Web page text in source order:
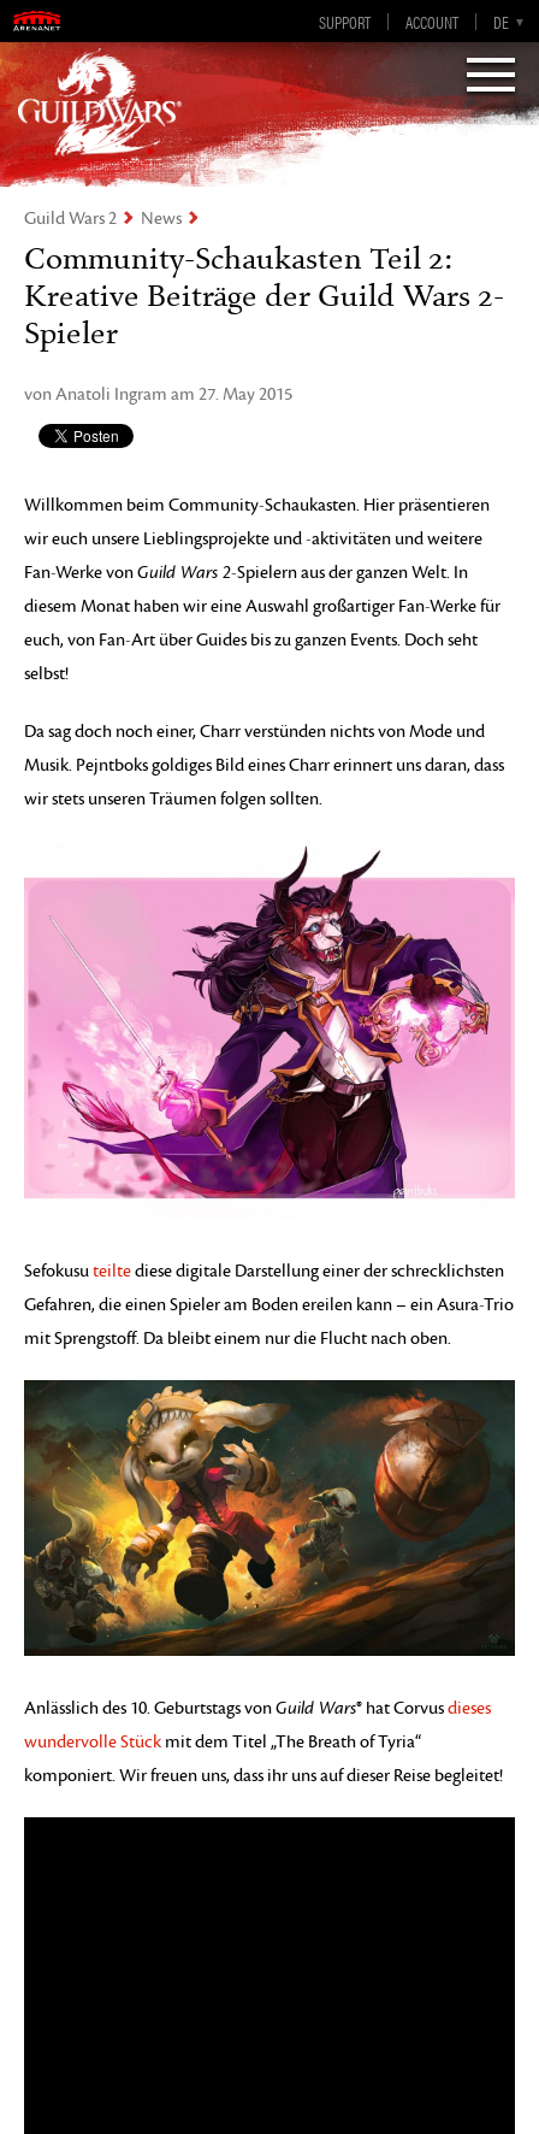
SUPPORT ACCOUNT DE
EN
ES
FR
EN-GB
„Visions of Eternity„
Guild Wars 2
Guild Wars 2 News
Community-Schaukasten Teil 2:
Kreative Beiträge der Guild Wars 2-
Spieler
von Anatoli Ingram am 27. May 2015
Willkommen beim Community-Schaukasten. Hier präsentieren
wir euch unsere Lieblingsprojekte und -aktivitäten und weitere
Fan-Werke vonGuild Wars 2-Spielern aus der ganzen Welt. In
diesem Monat haben wir eine Auswahl großartiger Fan-Werke für
euch, von Fan-Art über Guides bis zu ganzen Events. Doch seht
selbst!
Da sag doch noch einer, Charr verstünden nichts von Mode und
Musik. Pejntboks goldiges Bild eines Charr erinnert uns daran, dass
wir stets unseren Träumen folgen sollten.
Sefokusuteiltediese digitale Darstellung einer der schrecklichsten
Gefahren, die einen Spieler am Boden ereilen kann – ein Asura-Trio
mit Sprengstoff. Da bleibt einem nur die Flucht nach oben.
Anlässlich des 10. Geburtstags vonGuild Wars® hat Corvusdieses
wundervolle Stück mit dem Titel „The Breath of Tyria“
komponiert. Wir freuen uns, dass ihr uns auf dieser Reise begleitet!